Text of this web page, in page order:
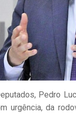
Pedro
urgência, da